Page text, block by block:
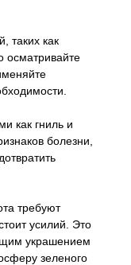
таких как
осматривайте
как гниль и
болезни,
требуют
усилий. Это
украшением
зеленого